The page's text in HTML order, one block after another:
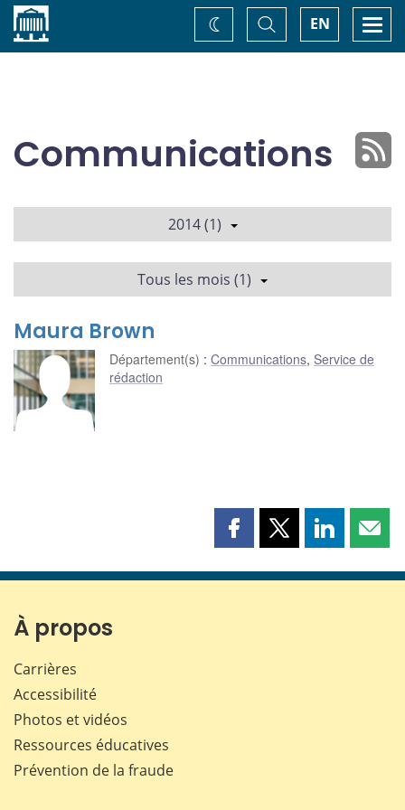
Accueil EN
Basculer
la
recherche
Changez
de
Communications
2014 (1)
Tous les mois (1)
Maura Brown
Département(s) : Communications, Service de
rédaction
Partager
page
Partager
page
Partager
page page
À propos
Carrières
Accessibilité
Photos et vidéos
Ressources éducatives
Prévention de la fraude